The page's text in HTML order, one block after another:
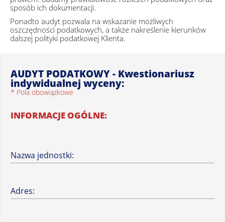
7. Posiadam prawo do: żądania od administratora dostępu do
moich danych osobowych, prawo do ich sprostowania,
usunięcia lub ograniczenia przetwarzania, prawo do
wniesienia sprzeciwu wobec przetwarzania, a także prawo do
jest, że Pana/Pani dane osobowe przetwarzane są przez
administratora niezgodnie z ogólnym rozporządzeniem o
ochronie danych osobowych z dnia 27 kwietnia 2016 r.
sposób ich dokumentacji.
Ponadto audyt pozwala na wskazanie możliwych
oszczędności podatkowych, a także nakreślenie kierunków
dalszej polityki podatkowej Klienta.
AUDYT PODATKOWY - Kwestionariusz
indywidualnej wyceny:
* Pola obowiązkowe
INFORMACJE OGÓLNE:
Nazwa jednostki:
Adres: